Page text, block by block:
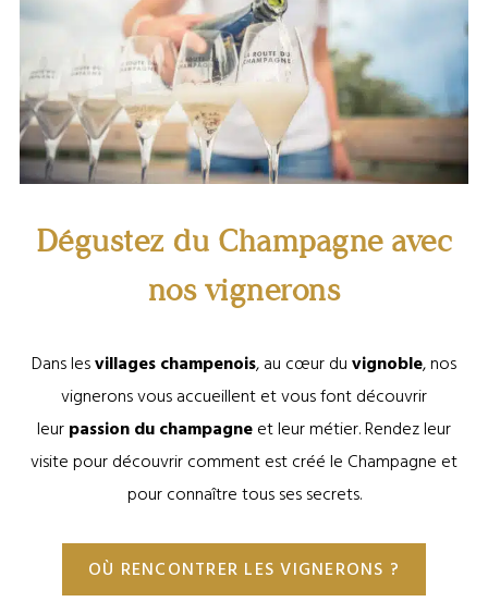
Dégustez du Champagne avec
nos vignerons
Dans lesvillages champenois, au cœur duvignoble, nos
vignerons vous accueillent et vous font découvrir
leurpassion du champagneet leur métier. Rendez leur
visite pour découvrir comment est créé le Champagne et
pour connaître tous ses secrets.
OÙ RENCONTRER LES VIGNERONS ?